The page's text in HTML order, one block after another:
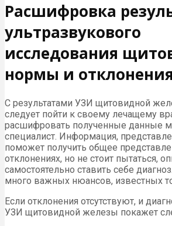
Расшифровка
ультразвукового
исследования
нормы и отклонения
С результатами УЗИ щитовидной
следует пойти к своему лечащему
расшифровать полученные данные
специалист. Информация,
поможет получить общее
отклонениях, но не стоит пытаться,
самостоятельно ставить себе
много важных нюансов, известных
Если отклонения отсутствуют, и
УЗИ щитовидной железы покажет